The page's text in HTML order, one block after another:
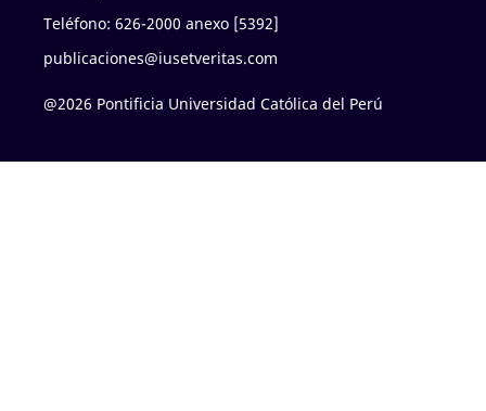
Teléfono: 626-2000 anexo [5392]
publicaciones@iusetveritas.com
@2026 Pontificia Universidad Católica del Perú